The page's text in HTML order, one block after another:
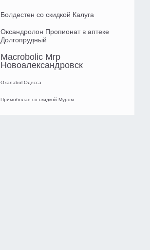
Болдестен со скидкой Калуга
Оксандролон Пропионат в аптеке
Долгопрудный
Macrobolic Mrp
Новоалександровск
Oxanabol Одесса
Примоболан со скидкой Муром